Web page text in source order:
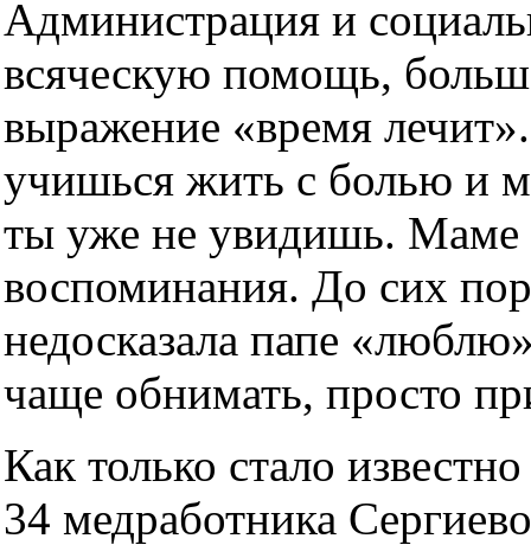
Администрация и
всяческую помощь,
выражение «время
учишься жить с болью и
ты уже не увидишь. Маме
воспоминания. До сих
недосказала папе
чаще обнимать, просто
Как только стало
34 медработника